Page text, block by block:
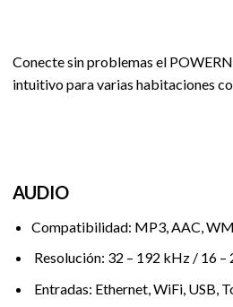
Conecte sin problemas el
intuitivo para varias habitaciones
AUDIO
Compatibilidad: MP3, AAC,
Resolución: 32 – 192 kHz / 16 –
Entradas: Ethernet, WiFi, USB,